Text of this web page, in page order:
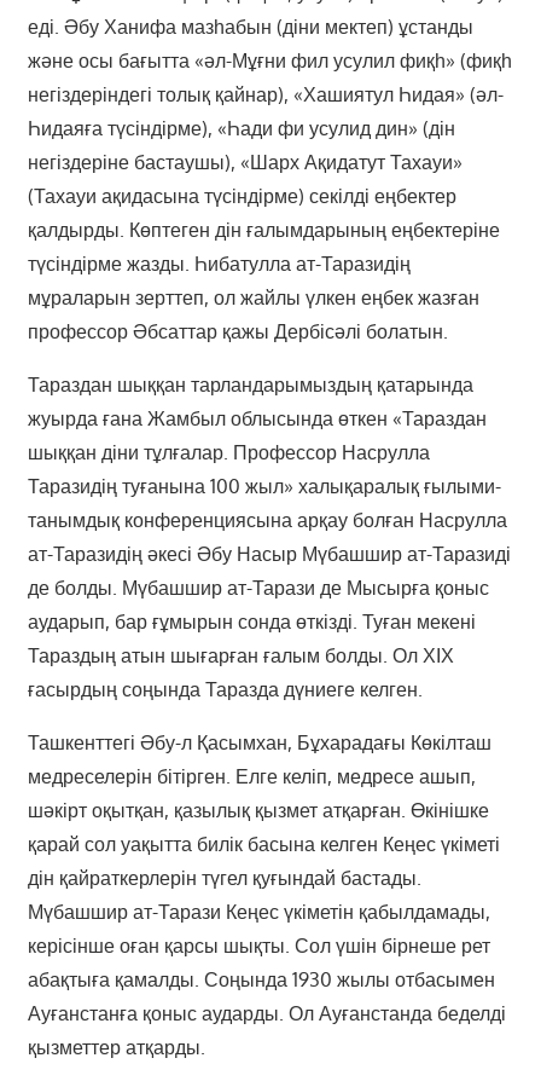
еді. Әбу Ханифа мазһабын (діни мектеп) ұстанды
және осы бағытта «әл-Мұғни фил усулил фиқһ» (фиқһ
негіздеріндегі толық қайнар), «Хашиятул Һидая» (әл-
Һидаяға түсіндірме), «Һади фи усулид дин» (дін
негіздеріне бастаушы), «Шарх Ақидатут Тахауи»
(Тахауи ақидасына түсіндірме) секілді еңбектер
қалдырды. Көптеген дін ғалымдарының еңбектеріне
түсіндірме жазды. Һибатулла ат-Таразидің
мұраларын зерттеп, ол жайлы үлкен еңбек жазған
профессор Әбсаттар қажы Дербісәлі болатын.
Тараздан шыққан тарландарымыздың қатарында
жуырда ғана Жамбыл облысында өткен «Тараздан
шыққан діни тұлғалар. Профессор Насрулла
Таразидің туғанына 100 жыл» халықаралық ғылыми-
танымдық конференциясына арқау болған Насрулла
ат-Таразидің әкесі Әбу Насыр Мүбашшир ат-Таразиді
де болды. Мүбашшир ат-Тарази де Мысырға қоныс
аударып, бар ғұмырын сонда өткізді. Туған мекені
Тараздың атын шығарған ғалым болды. Ол ХІХ
ғасырдың соңында Таразда дүниеге келген.
Ташкенттегі Әбу-л Қасымхан, Бұхарадағы Көкілташ
медреселерін бітірген. Елге келіп, медресе ашып,
шәкірт оқытқан, қазылық қызмет атқарған. Өкінішке
қарай сол уақытта билік басына келген Кеңес үкіметі
дін қайраткерлерін түгел қуғындай бастады.
Мүбашшир ат-Тарази Кеңес үкіметін қабылдамады,
керісінше оған қарсы шықты. Сол үшін бірнеше рет
абақтыға қамалды. Соңында 1930 жылы отбасымен
Ауғанстанға қоныс аударды. Ол Ауғанстанда беделді
қызметтер атқарды.